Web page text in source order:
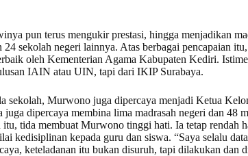
pun terus mengukir prestasi, hingga menjadikan
sekolah negeri lainnya. Atas berbagai pencapaian
oleh Kementerian Agama Kabupaten Kediri.
IAIN atau UIN, tapi dari IKIP Surabaya.
sekolah, Murwono juga dipercaya menjadi Ketua
dipercaya membina lima madrasah negeri dan 48
itu, tida membuat Murwono tinggi hati. Ia tetap rendah
kedisiplinan kepada guru dan siswa. “Saya selalu
keteladanan itu bukan disuruh, tapi dilakukan dan